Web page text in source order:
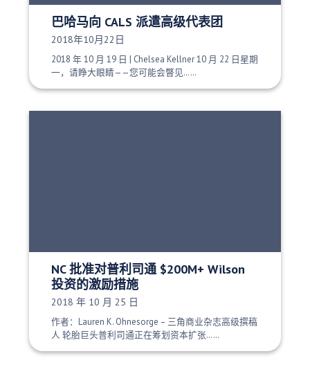
巴哈马向 CALS 派遣高级代表团
发布日期：
2018年10月22日
2018 年 10 月 19 日 | Chelsea Kellner 10 月 22 日星期
一，请睁大眼睛——您可能会瞥见……
NC 批准对普利司通 $200M+ Wilson
投资的激励措施
发布日期：
2018 年 10 月 25 日
作者：Lauren K. Ohnesorge – 三角商业杂志高级撰稿
人 轮胎巨头普利司通正在筹划资本扩张……